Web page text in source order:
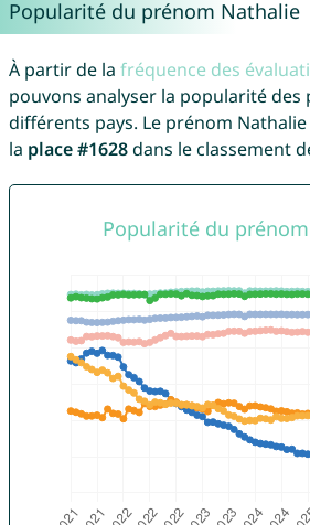
Popularité du prénom Nathalie
À partir de la fréquence des
pouvons analyser la popularité des
différents pays. Le prénom
la place #1628dans le classement